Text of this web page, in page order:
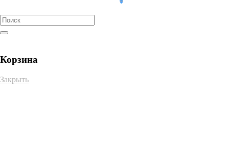
Корзина
Закрыть